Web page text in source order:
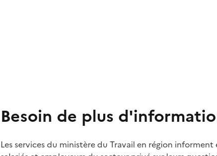
Besoin de plus
Les services du ministère du Travail en région